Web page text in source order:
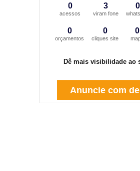
0
acessos
3
viram fone
0
0
orçamentos
0
cliques site
0
Dê mais visibilidade ao
Anuncie com